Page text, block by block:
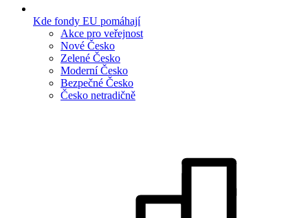
Kde fondy EU pomáhají
Akce pro veřejnost
Nové Česko
Zelené Česko
Moderní Česko
Bezpečné Česko
Česko netradičně